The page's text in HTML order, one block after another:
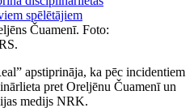
Čuamenī. Foto:
apstiprināja, ka pēc incidentiem
pret Oreljēnu Čuamenī un
medijs NRK.